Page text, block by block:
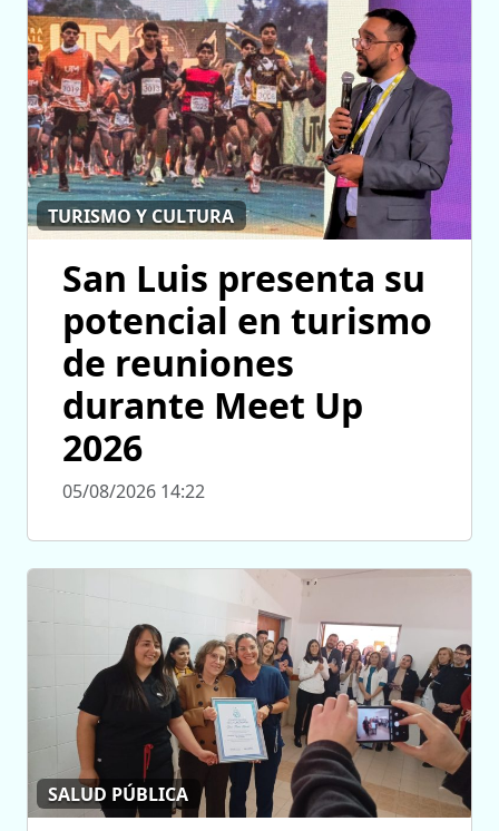
TURISMO Y CULTURA
San Luis presenta su
potencial en turismo
de reuniones
durante Meet Up
2026
05/08/2026 14:22
SALUD PÚBLICA